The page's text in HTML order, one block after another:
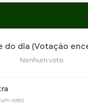
do dia (Votação
Nenhum voto
voto)